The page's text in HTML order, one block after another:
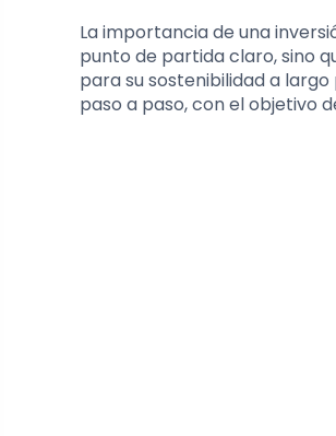
La importancia de una
punto de partida claro, sino
para su sostenibilidad a
paso a paso, con el objetivo